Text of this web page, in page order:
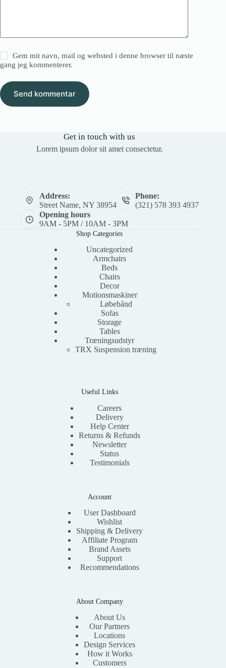
Gem mit navn, mail og websted i denne browser til næste
gang jeg kommenterer.
Send kommentar
Get in touch with us
Lorem ipsum dolor sit amet consectetur.
Address:
Street Name, NY 38954
Phone:
(321) 578 393 4937
Opening hours
9AM - 5PM / 10AM - 3PM
Shop Categories
Uncategorized
Armchairs
Beds
Chairs
Decor
Motionsmaskiner
Løbebånd
Sofas
Storage
Tables
Træningsudstyr
TRX Suspension træning
Useful Links
Careers
Delivery
Help Center
Returns & Refunds
Newsletter
Status
Testimonials
Account
User Dashboard
Wishlist
Shipping & Delivery
Affiliate Program
Brand Assets
Support
Recommendations
About Company
About Us
Our Partners
Locations
Design Services
How it Works
Customers